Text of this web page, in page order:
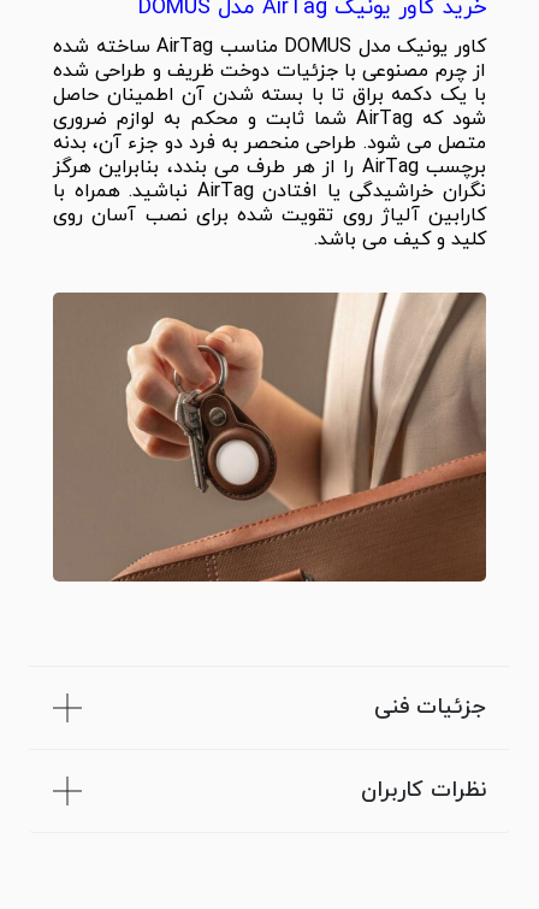
خرید کاور یونیک AirTag مدل DOMUS
کاور یونیک مدل DOMUS مناسب AirTag ساخته شده
از چرم مصنوعی با جزئیات دوخت ظریف و طراحی شده
با یک دکمه براق تا با بسته شدن آن اطمینان حاصل
شود که AirTag شما ثابت و محکم به لوازم ضروری
متصل می شود. طراحی منحصر به فرد دو جزء آن، بدنه
برچسب AirTag را از هر طرف می بندد، بنابراین هرگز
نگران خراشیدگی یا افتادن AirTag نباشید. همراه با
کارابین آلیاژ روی تقویت شده برای نصب آسان روی
کلید و کیف می باشد.
جزئیات فنی
نظرات کاربران